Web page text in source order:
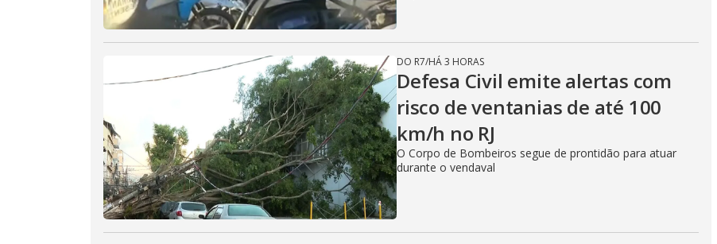
DO R7/HÁ 3 HORAS
Defesa Civil emite alertas com
risco de ventanias de até 100
km/h no RJ
O Corpo de Bombeiros segue de prontidão para atuar
durante o vendaval